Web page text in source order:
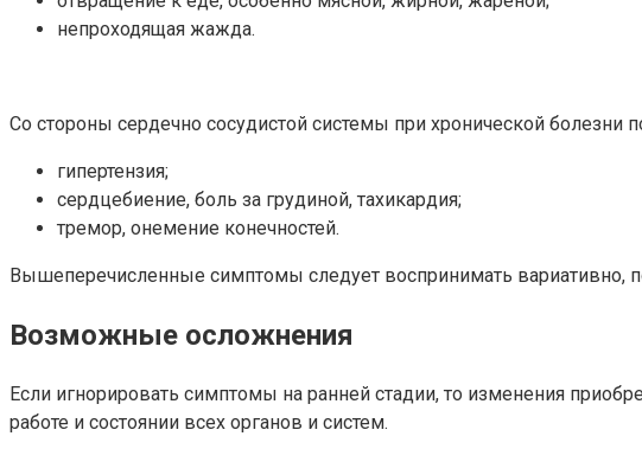
непроходящая жажда.
Со стороны сердечно сосудистой системы при хронической болезни
гипертензия;
сердцебиение, боль за грудиной, тахикардия;
тремор, онемение конечностей.
Вышеперечисленные симптомы следует воспринимать вариативно,
Возможные осложнения
Если игнорировать симптомы на ранней стадии, то изменения
работе и состоянии всех органов и систем.